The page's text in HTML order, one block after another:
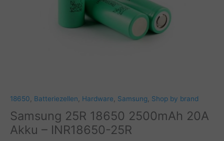
18650 Batteriezellen Hardware Samsung Shop by brand
Samsung 25R 18650 2500mAh 20A
Akku – INR18650-25R